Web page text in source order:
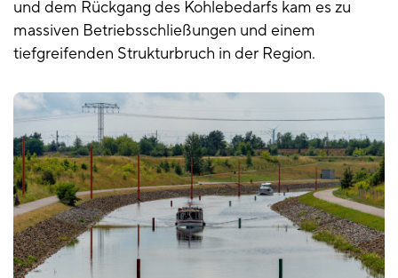
und dem Rückgang des Kohlebedarfs kam es zu
massiven Betriebsschließungen und einem
tiefgreifenden Strukturbruch in der Region.